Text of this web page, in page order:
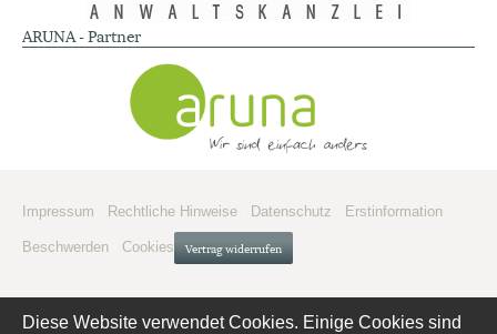
ARUNA - Partner
Impressum Rechtliche Hinweise Datenschutz Erstinformation
Beschwerden Cookies Vertrag widerrufen
Diese Website verwendet Cookies. Einige Cookies sind